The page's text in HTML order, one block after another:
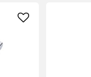
înghețată.
ustensile pot
egal (de ex.,
crumble cu